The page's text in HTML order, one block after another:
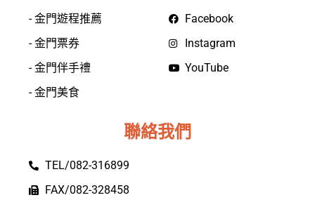
- 金門遊程推薦
- 金門票券
- 金門伴手禮
- 金門美食
Facebook
Instagram
YouTube
聯絡我們
TEL/082-316899
FAX/082-328458